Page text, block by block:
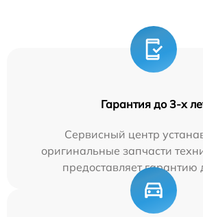
Гарантия до 3-х
Сервисный центр
оригинальные запчасти
предоставляет гарантию